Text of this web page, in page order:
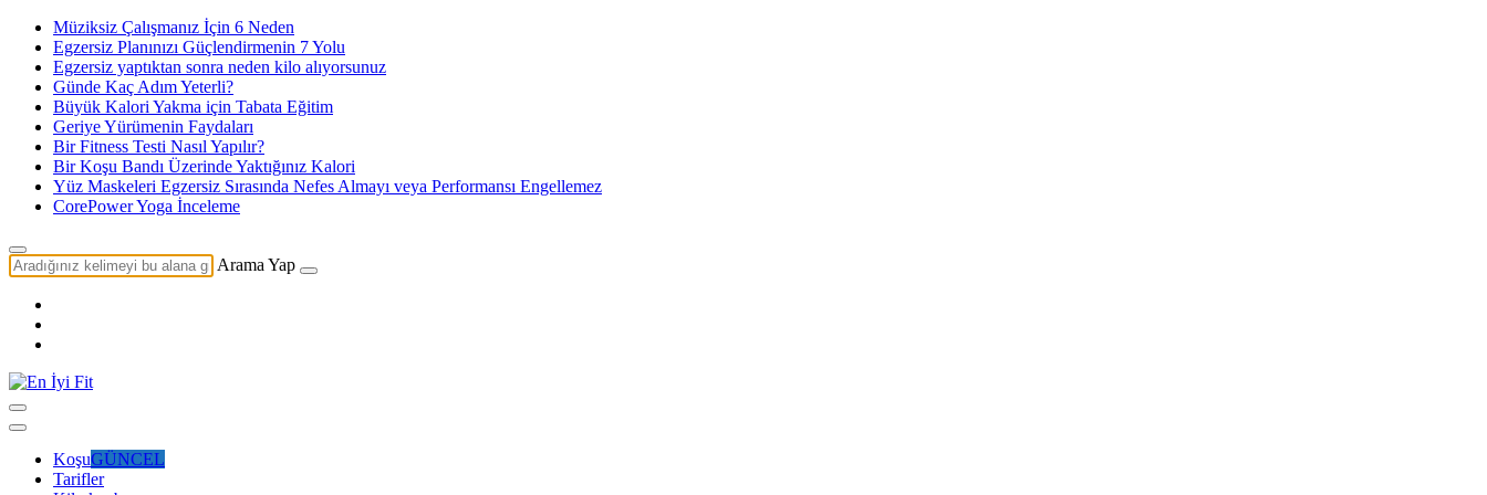
Müziksiz Çalışmanız İçin 6 Neden
Egzersiz Planınızı Güçlendirmenin 7 Yolu
Egzersiz yaptıktan sonra neden kilo alıyorsunuz
Günde Kaç Adım Yeterli?
Büyük Kalori Yakma için Tabata Eğitim
Geriye Yürümenin Faydaları
Bir Fitness Testi Nasıl Yapılır?
Bir Koşu Bandı Üzerinde Yaktığınız Kalori
Yüz Maskeleri Egzersiz Sırasında Nefes Almayı veya Performansı Engellemez
CorePower Yoga İnceleme
Arama Yap
KoşuGÜNCEL
Tarifler